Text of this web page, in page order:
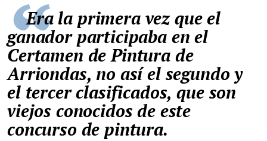
Era la primera vez que el
ganador participaba en el
Certamen de Pintura de
Arriondas, no así el segundo y
el tercer clasificados, que son
viejos conocidos de este
concurso de pintura.